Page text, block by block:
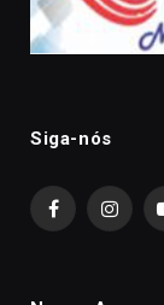
Siga-nós
Facebook